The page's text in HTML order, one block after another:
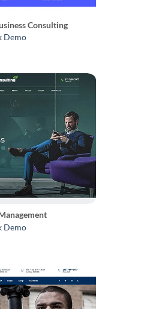
Consulting
Demo
Demo